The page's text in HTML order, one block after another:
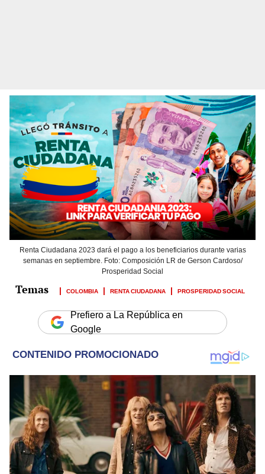
Renta Ciudadana 2023 dará el pago a los beneficiarios durante varias
semanas en septiembre. Foto: Composición LR de Gerson Cardoso/
Prosperidad Social
COLOMBIA RENTA CIUDADANA PROSPERIDAD SOCIAL
Prefiero a La República en
Google